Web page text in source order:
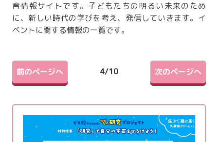
育情報サイトです。子どもたちの明るい未来のため
に、新しい時代の学びを考え、発信していきます。イ
ベントに関する情報の一覧です。
前のページへ 次のページへ
4/10